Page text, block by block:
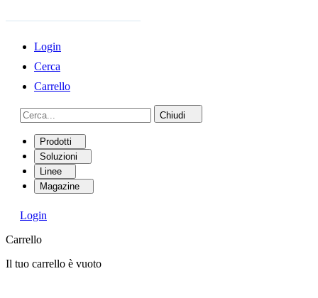
Login
Cerca
Carrello
Chiudi
Prodotti
Soluzioni
Linee
Magazine
Login
Carrello
Il tuo carrello è vuoto